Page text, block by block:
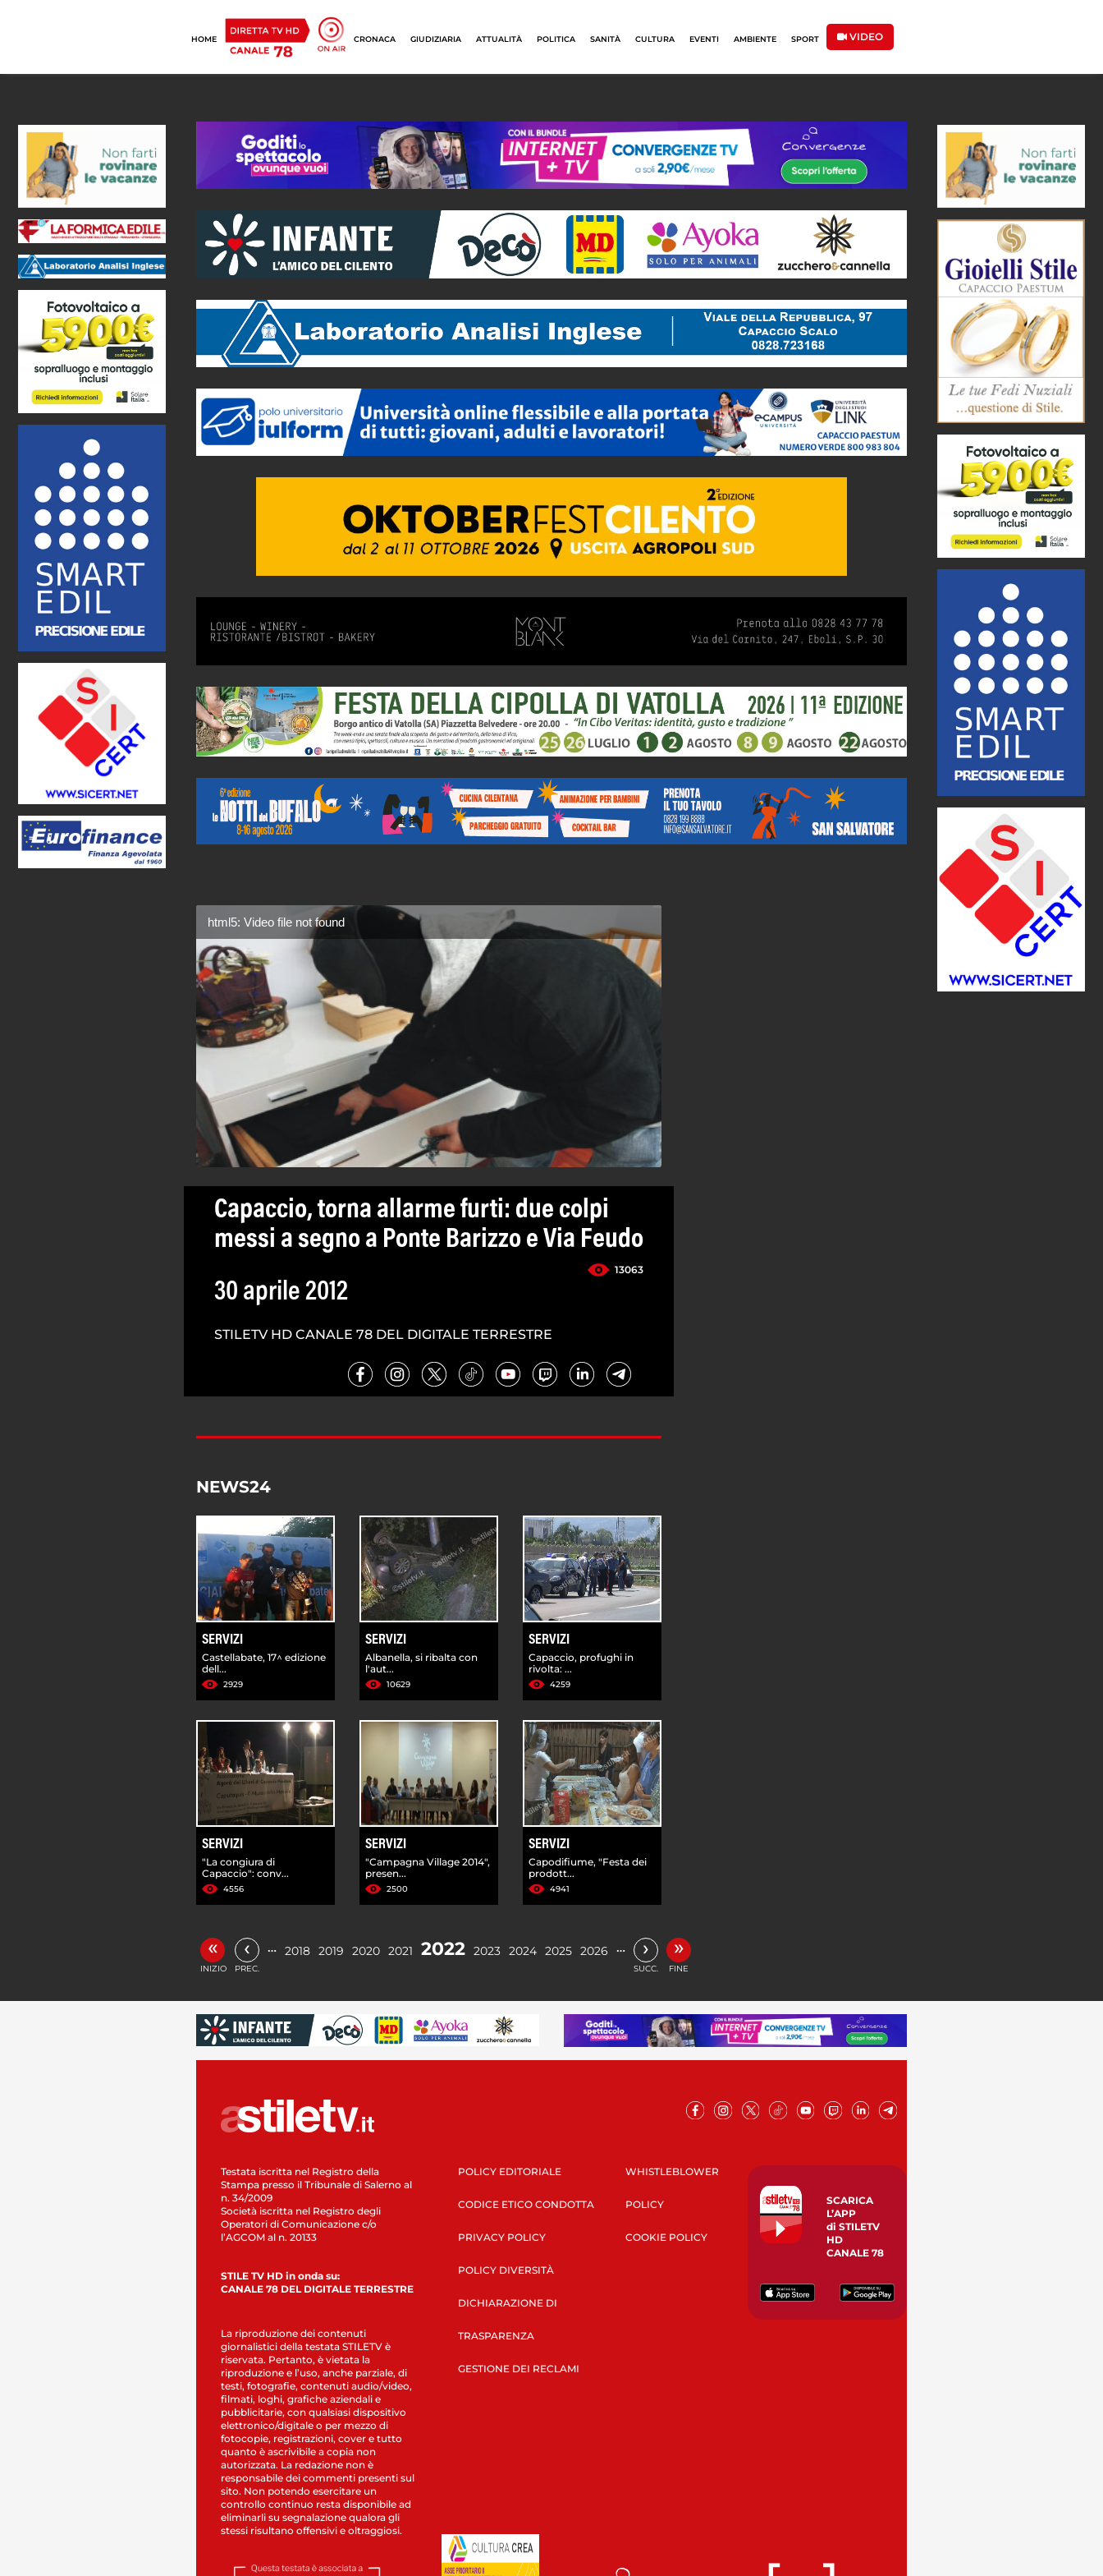
HOME CRONACA GIUDIZIARIA ATTUALITÀ POLITICA SANITÀ CULTURA EVENTI AMBIENTE SPORT VIDEO
html5: Video file not found
Capaccio, torna allarme furti: due colpi
messi a segno a Ponte Barizzo e Via Feudo
13063
30 aprile 2012
STILETV HD CANALE 78 DEL DIGITALE TERRESTRE
NEWS24
SERVIZI
Castellabate, 17^ edizione
dell...
2929
SERVIZI
Albanella, si ribalta con
l'aut...
10629
SERVIZI
Capaccio, profughi in
rivolta: ...
4259
SERVIZI
"La congiura di
Capaccio": conv...
4556
SERVIZI
"Campagna Village 2014",
presen...
2500
SERVIZI
Capodifiume, "Festa dei
prodott...
4941
«
INIZIO
‹
PREC.
… 2018 2019 2020 2021 2022 2023 2024 2025 2026 … ›
SUCC.
»
FINE
Testata iscritta nel Registro della
Stampa presso il Tribunale di Salerno al
n. 34/2009
Società iscritta nel Registro degli
Operatori di Comunicazione c/o
l’AGCOM al n. 20133
STILE TV HD in onda su:
CANALE 78 DEL DIGITALE TERRESTRE
La riproduzione dei contenuti
giornalistici della testata STILETV è
riservata. Pertanto, è vietata la
riproduzione e l’uso, anche parziale, di
testi, fotografie, contenuti audio/video,
filmati, loghi, grafiche aziendali e
pubblicitarie, con qualsiasi dispositivo
elettronico/digitale o per mezzo di
fotocopie, registrazioni, cover e tutto
quanto è ascrivibile a copia non
autorizzata. La redazione non è
responsabile dei commenti presenti sul
sito. Non potendo esercitare un
controllo continuo resta disponibile ad
eliminarli su segnalazione qualora gli
stessi risultano offensivi e oltraggiosi.
POLICY EDITORIALE
CODICE ETICO CONDOTTA
PRIVACY POLICY
POLICY DIVERSITÀ
DICHIARAZIONE DI
TRASPARENZA
GESTIONE DEI RECLAMI
WHISTLEBLOWER
POLICY
COOKIE POLICY
SCARICA
L’APP
di STILETV
HD
CANALE 78